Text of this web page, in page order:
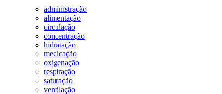
administração
alimentação
circulação
concentração
hidratação
medicação
oxigenação
respiração
saturação
ventilação